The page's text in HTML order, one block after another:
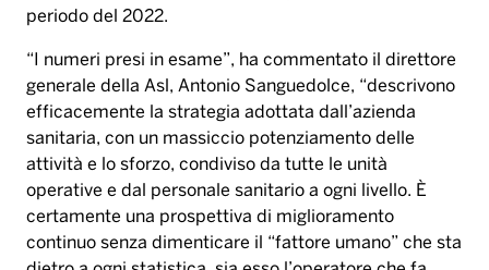
periodo del 2022.
“I numeri presi in esame”, ha commentato il direttore
generale della Asl, Antonio Sanguedolce, “descrivono
efficacemente la strategia adottata dall’azienda
sanitaria, con un massiccio potenziamento delle
attività e lo sforzo, condiviso da tutte le unità
operative e dal personale sanitario a ogni livello. È
certamente una prospettiva di miglioramento
continuo senza dimenticare il “fattore umano” che sta